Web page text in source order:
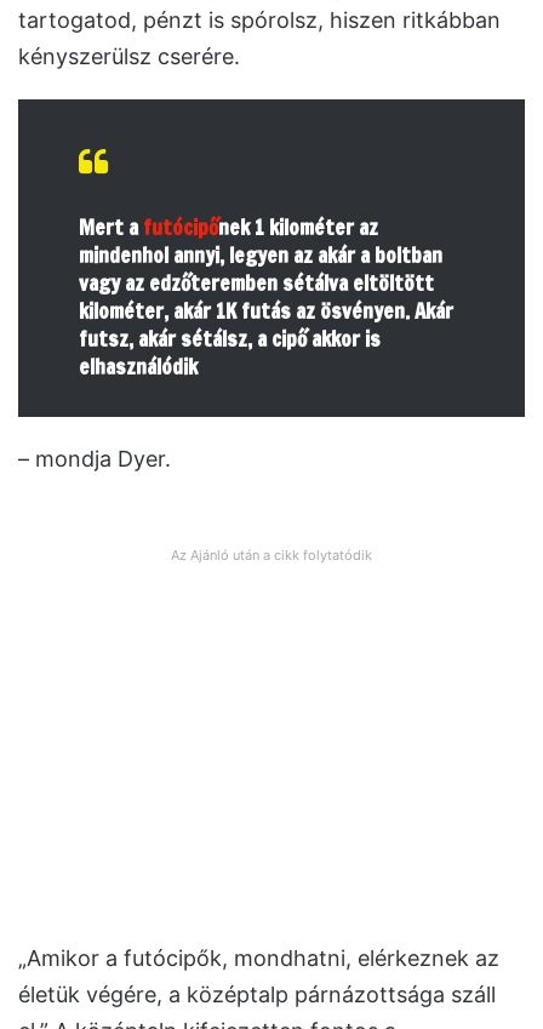
tartogatod, pénzt is spórolsz, hiszen ritkábban
kényszerülsz cserére.
Mert afutócipőnek 1 kilométer az
mindenhol annyi, legyen az akár a boltban
vagy az edzőteremben sétálva eltöltött
kilométer, akár 1K futás az ösvényen. Akár
futsz, akár sétálsz, a cipő akkor is
elhasználódik
– mondja Dyer.
Az Ajánló után a cikk folytatódik
„Amikor a futócipők, mondhatni, elérkeznek az
életük végére, a középtalp párnázottsága száll